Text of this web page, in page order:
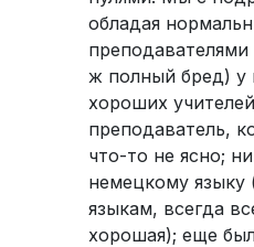
обладая
ж полный бред) у
хороших
преподаватель,
что-то не ясно;
немецкому языку
языкам, всегда
хорошая); еще